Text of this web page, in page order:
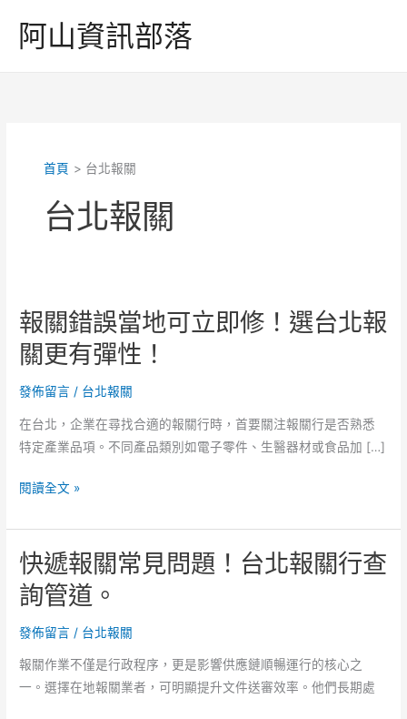
阿山資訊部落
首頁 台北報關
台北報關
報關錯誤當地可立即修！選台北報
關更有彈性！
發佈留言 / 台北報關
在台北，企業在尋找合適的報關行時，首要關注報關行是否熟悉
特定產業品項。不同產品類別如電子零件、生醫器材或食品加 […]
報
錯
誤
當
地
可
即
修！
閱讀全文 »
快遞報關常見問題！台北報關行查
詢管道。
發佈留言 / 台北報關
報關作業不僅是行政程序，更是影響供應鏈順暢運行的核心之
一。選擇在地報關業者，可明顯提升文件送審效率。他們長期處